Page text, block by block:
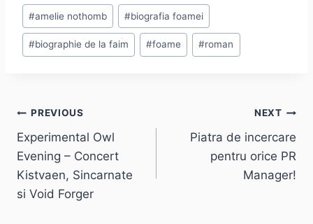
Post
Tags:
#amelie nothomb #biografia foamei
#biographie de la faim #foame #roman
Post
navigation
PREVIOUS
Experimental Owl
Evening – Concert
Kistvaen, Sincarnate
si Void Forger
NEXT
Piatra de incercare
pentru orice PR
Manager!